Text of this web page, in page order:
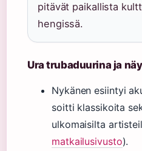
pitävät paikallista
hengissä.
Ura trubaduurina ja
Nykänen esiintyi
soitti klassikoita
ulkomaisilta
matkailusivusto).